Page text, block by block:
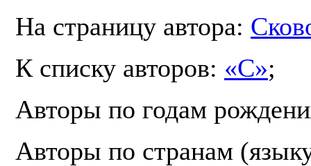
На страницу автора:
К списку авторов: «С»;
Авторы по годам
Авторы по странам